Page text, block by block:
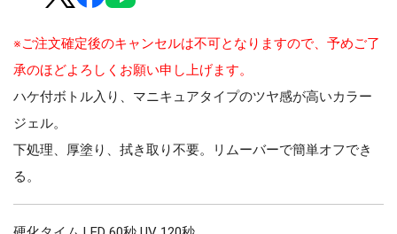
※ご注文確定後のキャンセルは不可となりますので、予めご了
承のほどよろしくお願い申し上げます。
ハケ付ボトル入り、マニキュアタイプのツヤ感が高いカラー
ジェル。
下処理、厚塗り、拭き取り不要。リムーバーで簡単オフでき
る。